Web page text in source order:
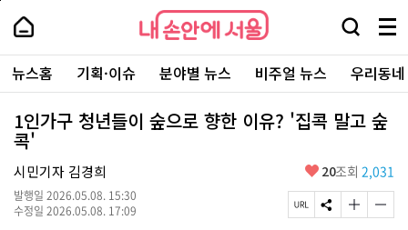
본
로
가
내
손
안
에
서
울
-
서
울
시
대
표
소
통
내
손
에
울
검
창
열
기
메
뉴
전
체
보
주
요
서
뉴스홈 기획·이슈 분야별 뉴스 비주얼 뉴스 우리동
1인가구 청년들이 숲으로 향한 이유? '집콕 말고 숲
콕'
시민기자 김경희
발행일 2026.05.08. 15:30
수정일 2026.05.08. 17:09
좋
요
20조회 2,031
페 S 글 글
페
상
단
로